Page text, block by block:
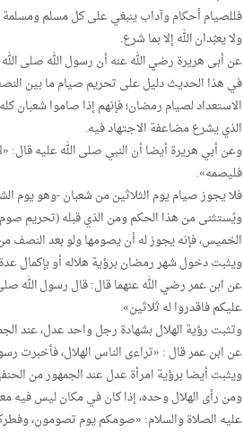
فللصيام أحكام وآداب ينبغي على كل مسلم ومسلمة
ولا يعبُدان الله إلا بما شرع.
عن أبى هريرة رضي الله عنه أن رسول الله صلى
في هذا الحديث دليل على تحريم صيام ما بين
الاستعداد لصيام رمضان؛ فإنهم إذا صاموا شعبان
الذي يشرع مضاعفة الاجتهاد فيه.
وعن أبي هريرة أيضا أن النبي صلى الله عليه
فليصمه».
فلا يجوز صيام يوم الثلاثين من شعبان -وهو يوم
ويُستثنى من هذا الحكم ومن الذي قبله (تحريم
الخميس، فإنه يجوز له أن يصومها ولو بعد النصف
ويثبت دخول شهر رمضان برؤية هلاله أو بإكمال
عن ابن عمر رضي الله عنهما قال: قال رسول الله
عليكم فاقدروا له ثلاثين».
وتثبت رؤية الهلال بشهادة رجل واحد عدل، عند
عن ابن عمر قال : «تراءى الناس الهلال، فأخبرت
ويثبت أيضا برؤية امرأة عدل عند الجمهور من
ومن رأى الهلال وحده، إذا كان في مكان ليس فيه
عليه الصلاة والسلام: «صومكم يوم تصومون،